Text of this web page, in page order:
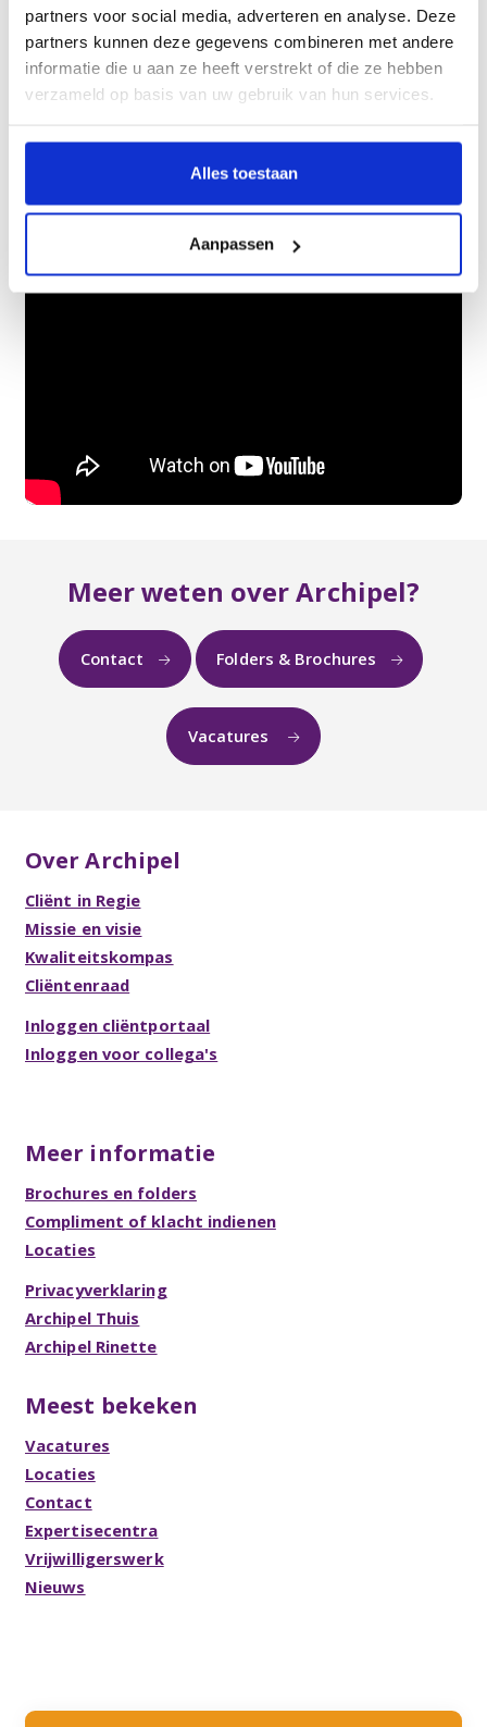
partners voor social media, adverteren en analyse. Deze
partners kunnen deze gegevens combineren met andere
informatie die u aan ze heeft verstrekt of die ze hebben
verzameld op basis van uw gebruik van hun services.
Alles toestaan
Aanpassen
Innovatie en Ontwikkeling
Wat doen REC en DEC? Infographic
Meer weten over Archipel?
Contact Folders & Brochures
Vacatures
Over Archipel
Cliënt in Regie
Missie en visie
Kwaliteitskompas
Cliëntenraad
Inloggen cliëntportaal
Inloggen voor collega's
Meer informatie
Brochures en folders
Compliment of klacht indienen
Locaties
Privacyverklaring
Archipel Thuis
Archipel Rinette
Meest bekeken
Vacatures
Locaties
Contact
Expertisecentra
Vrijwilligerswerk
Nieuws